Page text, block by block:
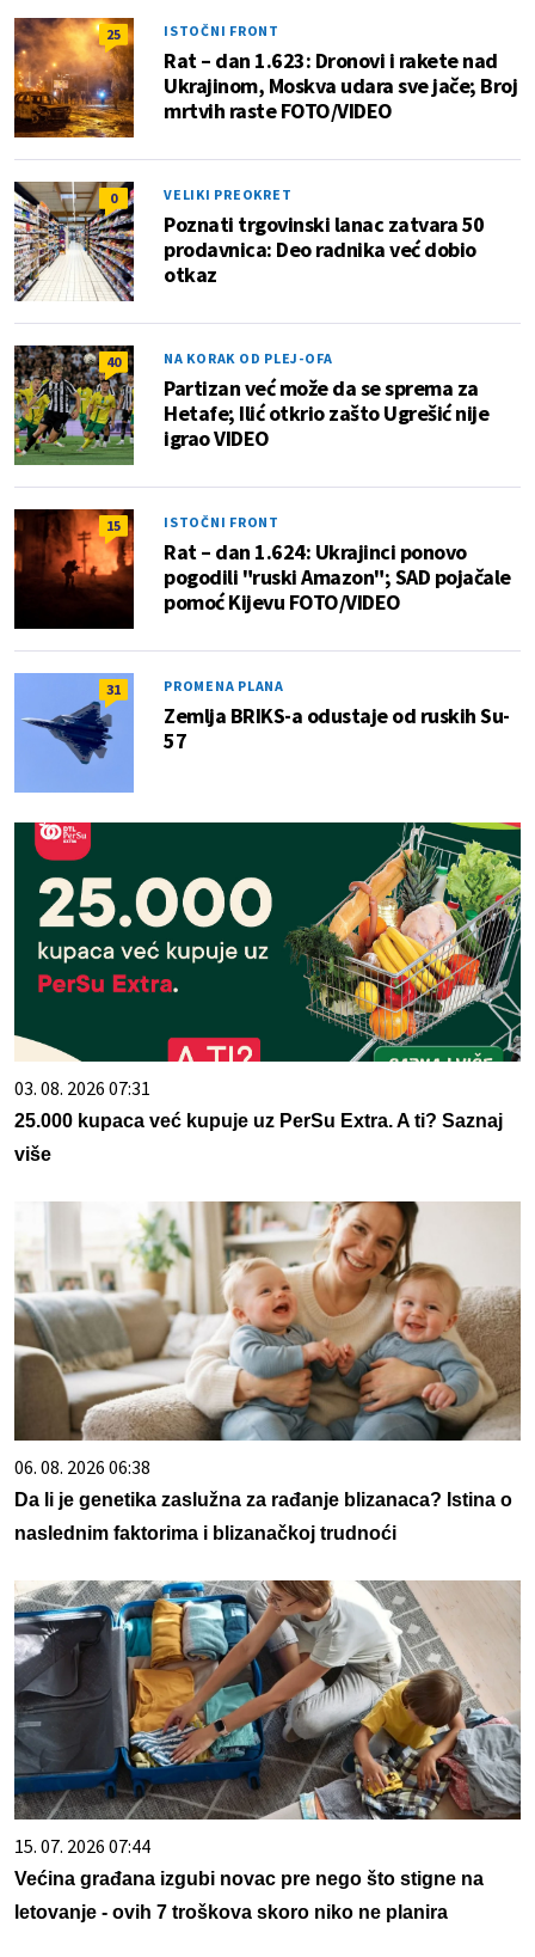
25 ISTOČNI FRONT
Rat – dan 1.623: Dronovi i rakete nad
Ukrajinom, Moskva udara sve jače; Broj
mrtvih raste FOTO/VIDEO
0 VELIKI PREOKRET
Poznati trgovinski lanac zatvara 50
prodavnica: Deo radnika već dobio
otkaz
40 NA KORAK OD PLEJ-OFA
Partizan već može da se sprema za
Hetafe; Ilić otkrio zašto Ugrešić nije
igrao VIDEO
15 ISTOČNI FRONT
Rat – dan 1.624: Ukrajinci ponovo
pogodili "ruski Amazon"; SAD pojačale
pomoć Kijevu FOTO/VIDEO
31 PROMENA PLANA
Zemlja BRIKS-a odustaje od ruskih Su-
57
03. 08. 2026 07:31
25.000 kupaca već kupuje uz PerSu Extra. A ti? Saznaj
više
06. 08. 2026 06:38
Da li je genetika zaslužna za rađanje blizanaca? Istina o
naslednim faktorima i blizanačkoj trudnoći
15. 07. 2026 07:44
Većina građana izgubi novac pre nego što stigne na
letovanje - ovih 7 troškova skoro niko ne planira